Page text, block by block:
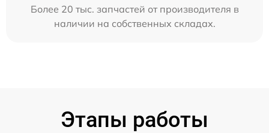
Более 20 тыс. запчастей от производителя в
наличии на собственных складах.
Этапы работы